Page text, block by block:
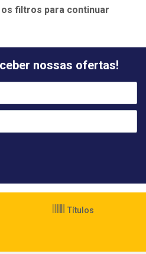
filtros para continuar
nossas ofertas!
Títulos